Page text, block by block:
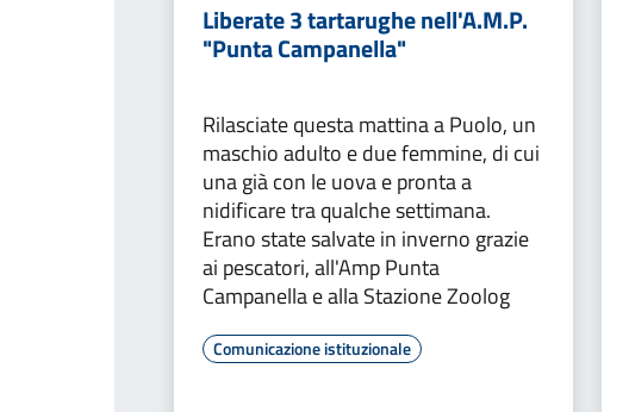
Liberate 3 tartarughe nell'A.M.P.
"Punta Campanella"
Rilasciate questa mattina a Puolo, un
maschio adulto e due femmine, di cui
una già con le uova e pronta a
nidificare tra qualche settimana.
Erano state salvate in inverno grazie
ai pescatori, all'Amp Punta
Campanella e alla Stazione Zoolog
Comunicazione istituzionale